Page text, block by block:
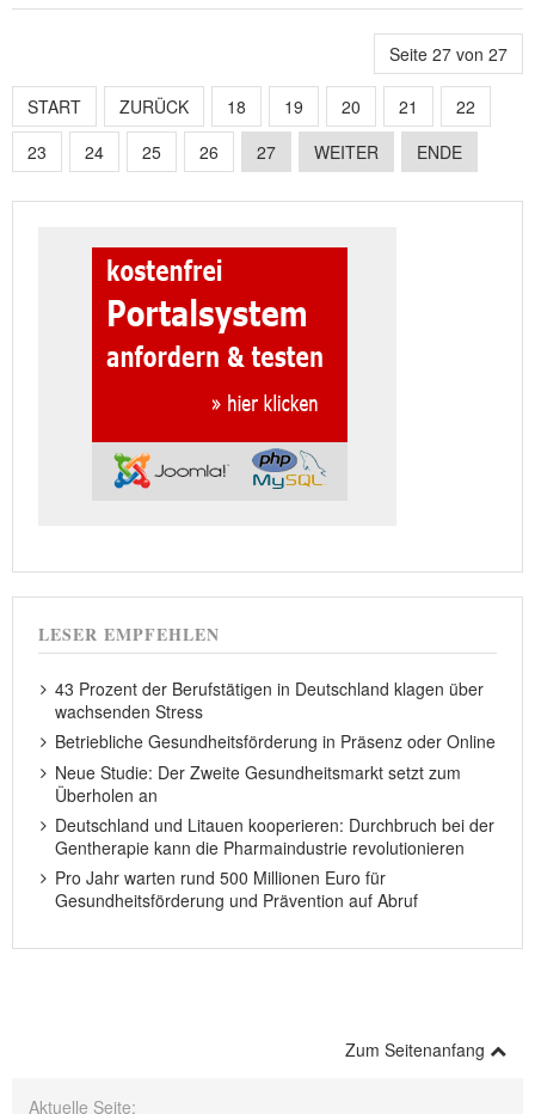
Seite 27 von 27
START ZURÜCK 18 19 20 21
22
23
24 25 26 27 WEITER ENDE
LESER EMPFEHLEN
43 Prozent der Berufstätigen in Deutschland klagen über
wachsenden Stress
Betriebliche Gesundheitsförderung in Präsenz oder Online
Neue Studie: Der Zweite Gesundheitsmarkt setzt zum
Überholen an
Deutschland und Litauen kooperieren: Durchbruch bei der
Gentherapie kann die Pharmaindustrie revolutionieren
Pro Jahr warten rund 500 Millionen Euro für
Gesundheitsförderung und Prävention auf Abruf
Zum Seitenanfang
Aktuelle Seite: